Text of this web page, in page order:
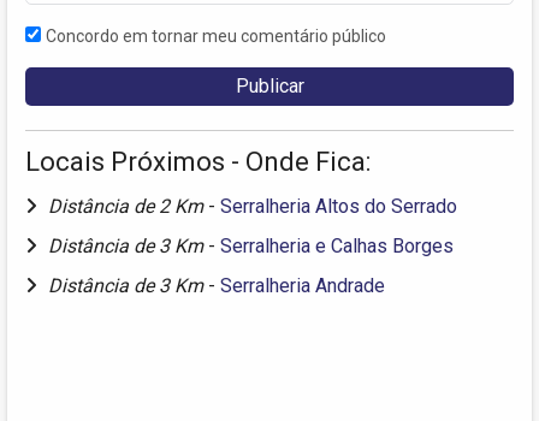
Concordo em tornar meu comentário público
Locais Próximos - Onde Fica:
Distância de 2 Km - Serralheria Altos do Serrado
Distância de 3 Km - Serralheria e Calhas Borges
Distância de 3 Km - Serralheria Andrade